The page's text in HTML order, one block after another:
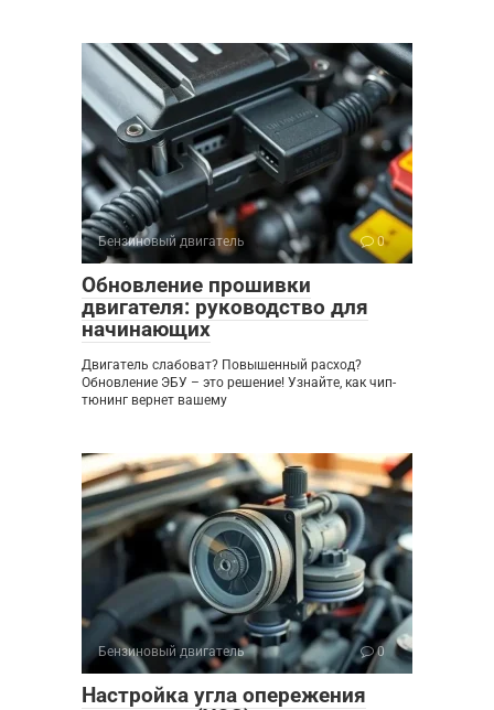
Бензиновый двигатель 0
Обновление прошивки
двигателя: руководство для
начинающих
Двигатель слабоват? Повышенный расход?
Обновление ЭБУ – это решение! Узнайте, как чип-
тюнинг вернет вашему
Бензиновый двигатель 0
Настройка угла опережения